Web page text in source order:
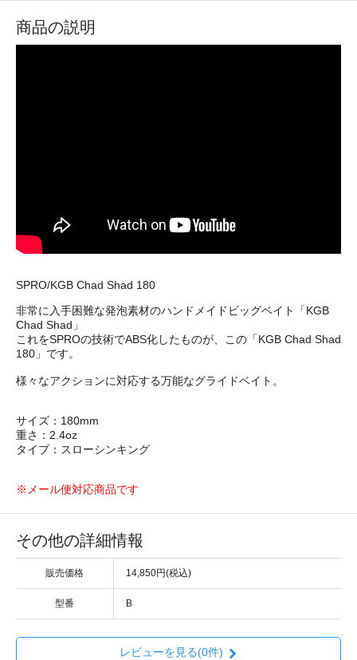
商品の説明
SPRO/KGB Chad Shad 180
非常に入手困難な発泡素材のハンドメイドビッグベイト「KGB
Chad Shad」
これをSPROの技術でABS化したものが、この「KGB Chad Shad
180」です。
様々なアクションに対応する万能なグライドベイト。
サイズ：180mm
重さ：2.4oz
タイプ：スローシンキング
※メール便対応商品です
その他の詳細情報
販売価格 14,850円(税込)
型番 B
レビューを見る(0件)